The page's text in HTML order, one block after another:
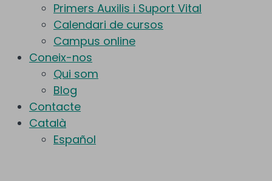
Primers Auxilis i Suport Vital
Calendari de cursos
Campus online
Coneix-nos
Qui som
Blog
Contacte
Català
Español